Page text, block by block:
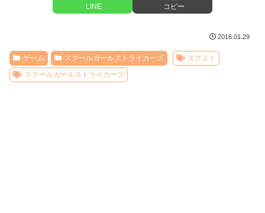
LINE コピー
2016.01.29
ゲーム スクールガールストライカーズ
スクスト
スクールガールストライカーズ